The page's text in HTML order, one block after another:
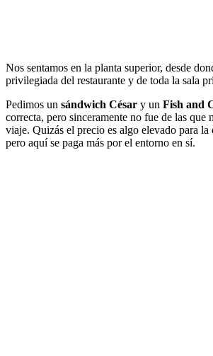
Nos sentamos en la planta superior, desde
privilegiada del restaurante y de toda la sala
Pedimos un sándwich César y un Fish and
correcta, pero sinceramente no fue de las que
viaje. Quizás el precio es algo elevado para la
pero aquí se paga más por el entorno en sí.